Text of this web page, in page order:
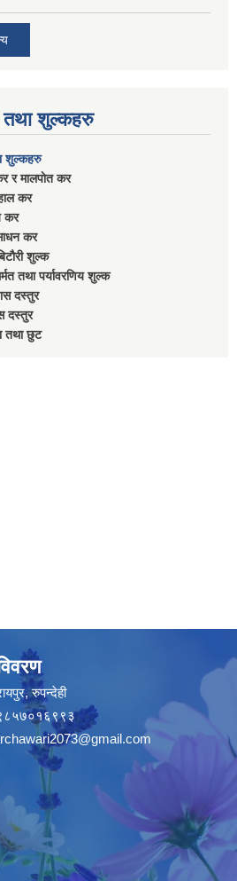
शुल्कहरु
शुल्कहरु
र मालपाेत कर
कर
कर
कर
शुल्क
तथा पर्यावरणिय शुल्क
दस्तुर
दस्तुर
तथा छुट
रुपन्देही
९८५७०१६९९३